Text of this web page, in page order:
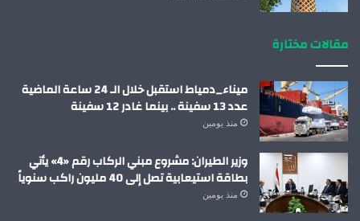
مقالات مختارة
ميناء_دمياط استقبل خلال الـ 24 ساعة الماضية
عدد 13 سفينة .. بينما غادر 12 سفينة
منذ يومين
وزير الطيران: مشروع مبني الركاب رقم «4» يأتي
بطاقة استيعابية تصل إلى 40 مليون راكب سنوياً
منذ يومين